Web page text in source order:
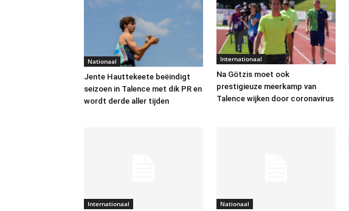
Nationaal
Jente Hauttekeete beëindigt
seizoen in Talence met dik PR en
wordt derde aller tijden
Internationaal
Na Götzis moet ook
prestigieuze meerkamp van
Talence wijken door coronavirus
Internationaal Nationaal